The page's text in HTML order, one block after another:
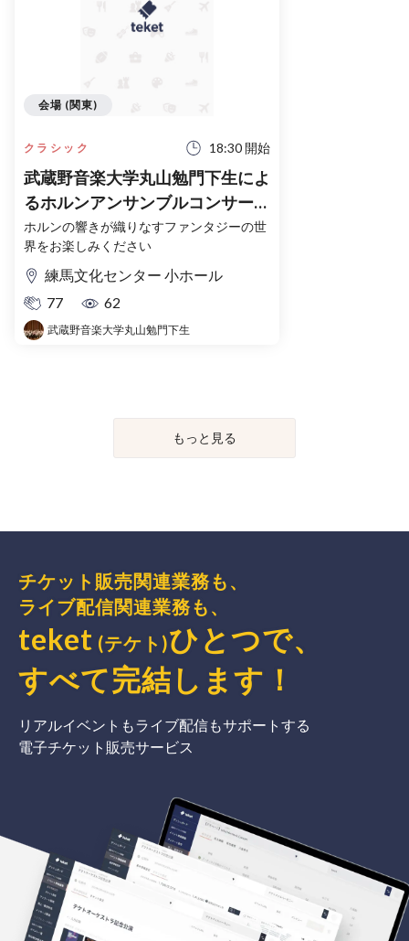
クラシック 18:30 開始
武蔵野音楽大学丸山勉門下生によ
るホルンアンサンブルコンサート
Marumon Fantasy
ホルンの響きが織りなすファンタジーの世
界をお楽しみください
練馬文化センター 小ホール
77
62
武蔵野音楽大学丸山勉門下生
会場 (関東)
もっと見る
チケット販売関連業務も、
ライブ配信関連業務も、
teket (テケト)ひとつで、
すべて完結 します ！
リアルイベントもライブ配信もサポートする
電子チケット販売サービス